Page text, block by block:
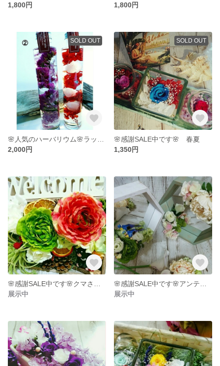
1,800円
1,800円
SOLD OUT
2,000円
SOLD OUT
🌸感謝SALE中です🌸 春夏
1,350円
展示中
展示中